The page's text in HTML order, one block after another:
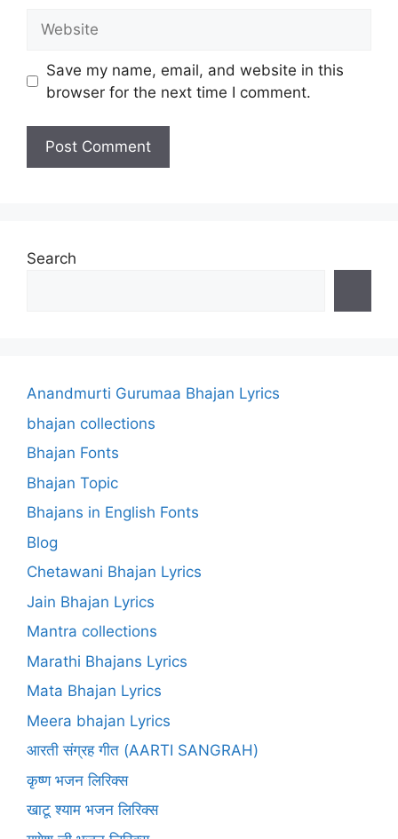
Save my name, email, and website in this
browser for the next time I comment.
Search
Anandmurti Gurumaa Bhajan Lyrics
bhajan collections
Bhajan Fonts
Bhajan Topic
Bhajans in English Fonts
Blog
Chetawani Bhajan Lyrics
Jain Bhajan Lyrics
Mantra collections
Marathi Bhajans Lyrics
Mata Bhajan Lyrics
Meera bhajan Lyrics
आरती संग्रह गीत (AARTI SANGRAH)
कृष्ण भजन लिरिक्स
खाटू श्याम भजन लिरिक्स